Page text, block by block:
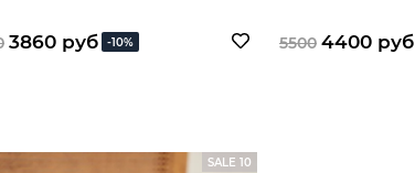
3860 руб -10% 5500 4400 руб
SALE 10